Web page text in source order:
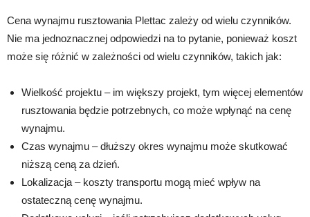
Cena wynajmu rusztowania Plettac zależy od wielu czynników.
Nie ma jednoznacznej odpowiedzi na to pytanie, ponieważ koszt
może się różnić w zależności od wielu czynników, takich jak:
Wielkość projektu – im większy projekt, tym więcej elementów
rusztowania będzie potrzebnych, co może wpłynąć na cenę
wynajmu.
Czas wynajmu – dłuższy okres wynajmu może skutkować
niższą ceną za dzień.
Lokalizacja – koszty transportu mogą mieć wpływ na
ostateczną cenę wynajmu.